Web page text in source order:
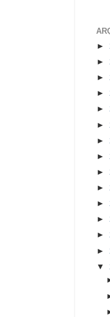
►
►
►
►
►
►
►
►
►
►
►
►
►
►
▼